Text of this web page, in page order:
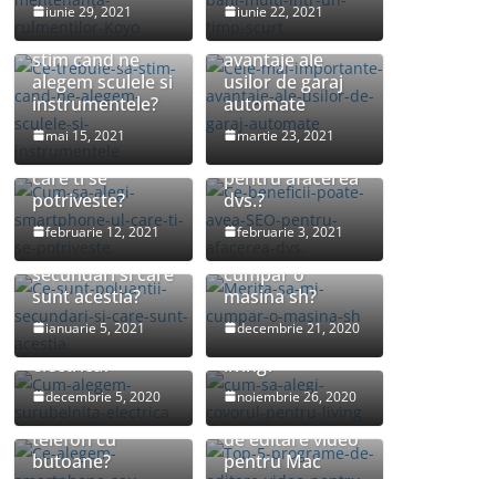
iunie 29, 2021 iunie 22, 2021
Ce trebuie sa
stim cand ne
alegem sculele si
instrumentele?
mai 15, 2021
Cele mai
importante
avantaje ale
usilor de garaj
automate
martie 23, 2021
Cum sa alegi
smartphone-ul
care ti se
potriveste?
februarie 12, 2021
Ce beneficii
pentru afacerea
dvs.?
februarie 3, 2021
Ce sunt poluantii
secundari si care
sunt acestia?
ianuarie 5, 2021
Merita sa-mi
cumpar o
masina sh?
decembrie 21, 2020
Cum alegem
surubelnita
electrica?
decembrie 5, 2020
Cum sa alegi
covorul pentru
living?
noiembrie 26, 2020
Ce alegem:
smartphone sau
telefon cu
butoane?
Top 5 programe
de editare video
pentru Mac